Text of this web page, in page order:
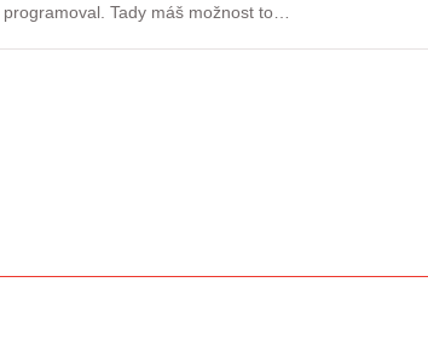
Tady máš možnost to…